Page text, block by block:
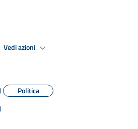
Vedi azioni
Politica